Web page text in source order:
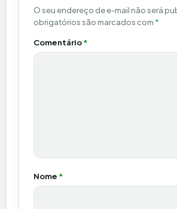
O seu endereço de e-mail não será
obrigatórios são marcados com *
Comentário*
Nome *